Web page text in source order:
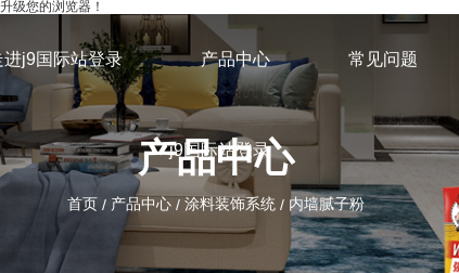
级您的浏览器！
进j9国际站登录 产品中心 常见问题
j9国际站登录
产品中心
首页 / 产品中心 / 涂料装饰系统 / 内墙腻子粉